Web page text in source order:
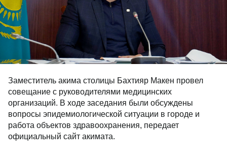
Заместитель акима столицы Бахтияр Макен провел
совещание с руководителями медицинских
организаций. В ходе заседания были обсуждены
вопросы эпидемиологической ситуации в городе и
работа объектов здравоохранения, передает
официальный сайт акимата.